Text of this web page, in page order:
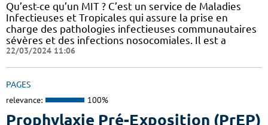
Qu’est-ce qu’un MIT ? C’est un service de Maladies
Infectieuses et Tropicales qui assure la prise en
charge des pathologies infectieuses communautaires
sévères et des infections nosocomiales. Il est a
22/03/2024 11:06
PAGES
relevance: 100%
Prophylaxie Pré-Exposition (PrEP)